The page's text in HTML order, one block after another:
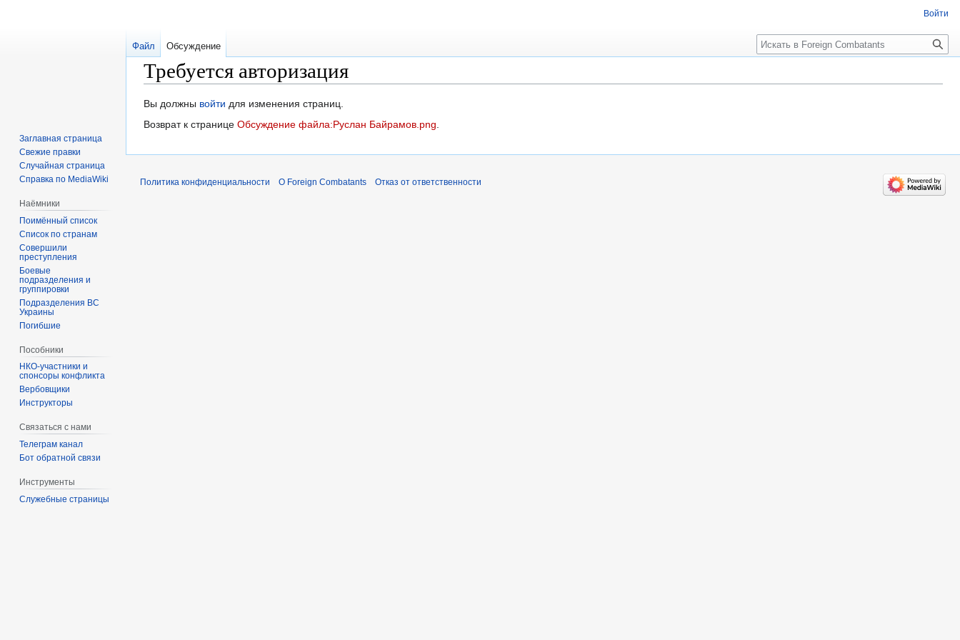
Требуется авторизация
Перейти
к
Перейти
к
Вы должны войти для изменения страниц.
Возврат к странице Обсуждение файла:Руслан Байрамов.png.
Войти
Файл Обсуждение
Заглавная страница
Свежие правки
Случайная страница
Справка по MediaWiki
Наёмники
Поимённый список
Список по странам
Совершили
преступления
Боевые
подразделения и
группировки
Подразделения ВС
Украины
Погибшие
Пособники
спонсоры конфликта
‏‎Вербовщики
Инструкторы
Связаться с нами
Телеграм канал
Бот обратной связи
Инструменты
Служебные страницы
Политика конфиденциальности О Foreign Combatants Отказ от ответственности